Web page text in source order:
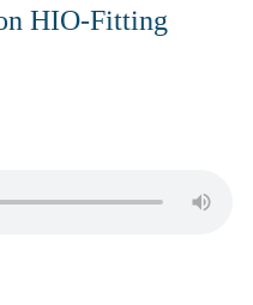
HIO-Fitting